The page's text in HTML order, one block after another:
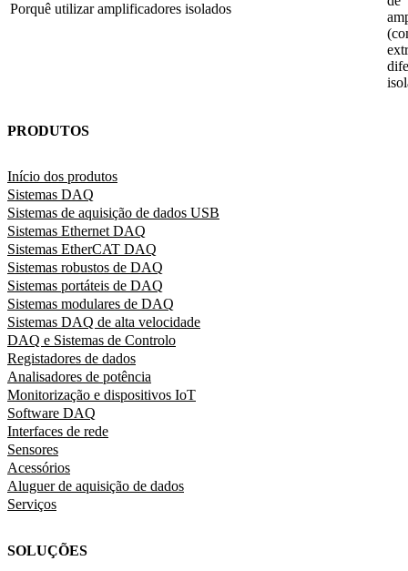
Porquê utilizar amplificadores isolados
PRODUTOS
Início dos produtos
Sistemas DAQ
Sistemas de aquisição de dados USB
Sistemas Ethernet DAQ
Sistemas EtherCAT DAQ
Sistemas robustos de DAQ
Sistemas portáteis de DAQ
Sistemas modulares de DAQ
Sistemas DAQ de alta velocidade
DAQ e Sistemas de Controlo
Registadores de dados
Analisadores de potência
Monitorização e dispositivos IoT
Software DAQ
Interfaces de rede
Sensores
Acessórios
Aluguer de aquisição de dados
Serviços
SOLUÇÕES